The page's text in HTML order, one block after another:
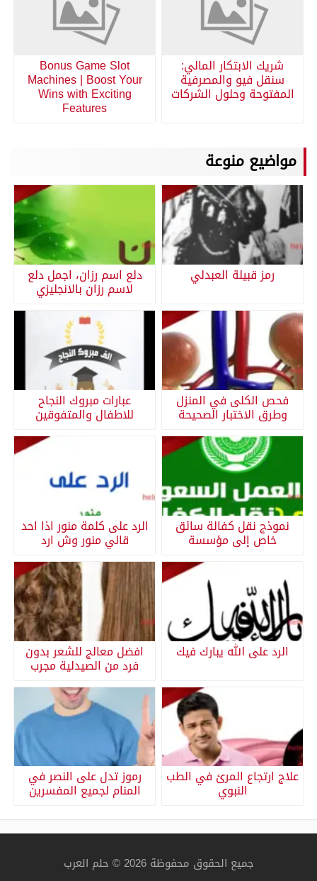
شريك الابتكار المالي:
سنقل فيو والمصرفية
المفتوحة وحلول الشركات
Bonus Game Slot
Machines | Boost Your
Wins with Exciting
Features
مواضيع منوعة
رمز قبيلة العبدلي دلع اسم رزان، اجمل دلع
لاسم رزان بالانجليزي
فحص الكلى في المنزل
وطرق الاختبار الصحيحة
عبارات مبروك النجاح
للاطفال والمتفوقين
نموذج نقل كفالة سائق
خاص إلى مؤسسة
الرد على كلمة منور اذا احد
قالي منور وش ارد
الرد على الله يبارك فيك افضل معالج للشعر بدون
فرد من الصيدلية مجرب
علاج ارتجاع المرئ في الطب
النبوي
رموز تدل على النصر في
المنام لجميع المفسرين
جميع الحقوق محفوظة 2026 © حلم العرب